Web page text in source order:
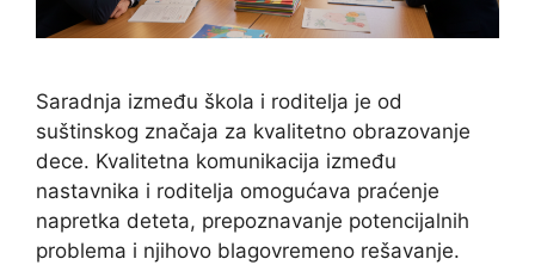
Saradnja između škola i roditelja je od
suštinskog značaja za kvalitetno obrazovanje
dece. Kvalitetna komunikacija između
nastavnika i roditelja omogućava praćenje
napretka deteta, prepoznavanje potencijalnih
problema i njihovo blagovremeno rešavanje.